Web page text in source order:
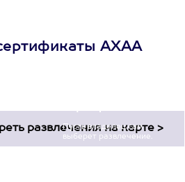
АХАА
Пусть владелец сам
выберет развлечение.